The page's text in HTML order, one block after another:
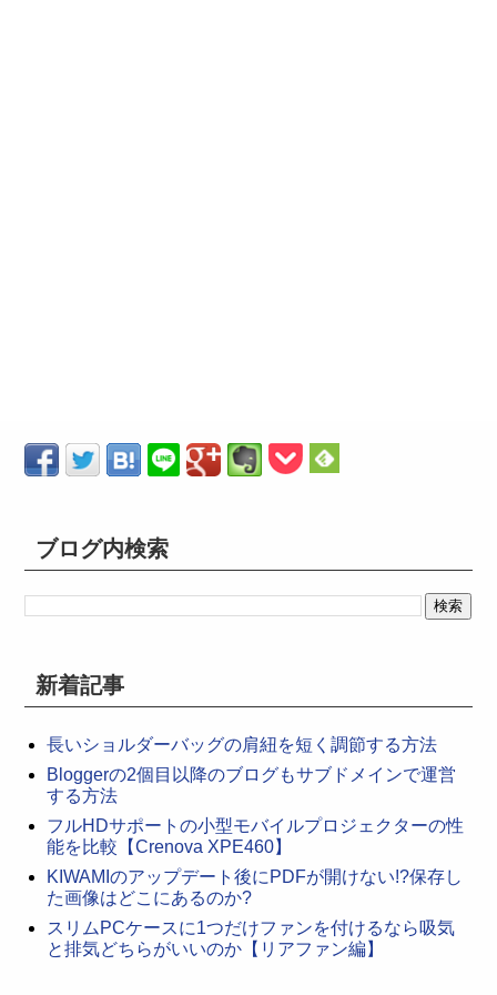
ブログ内検索
新着記事
長いショルダーバッグの肩紐を短く調節する方法
Bloggerの2個目以降のブログもサブドメインで運営
する方法
フルHDサポートの小型モバイルプロジェクターの性
能を比較【Crenova XPE460】
KIWAMIのアップデート後にPDFが開けない!?保存し
た画像はどこにあるのか?
スリムPCケースに1つだけファンを付けるなら吸気
と排気どちらがいいのか【リアファン編】